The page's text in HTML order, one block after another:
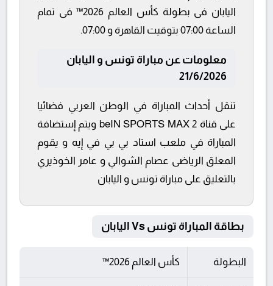
اليابان فى بطولة كأس العالم 2026™ فى تمام
الساعة 07:00 بتوقيت القاهرة و 07:00.
معلومات عن مباراة تونس و اليابان
21/6/2026
تنقل أحداث المباراة في الوطن العربي فضائيا
على قناة beIN SPORTS MAX 2 ويتم إستضافة
المباراة في ملعب استاد بي بي في إيه و يقوم
المعلق الرياضى عصام الشوالي و عامر الخوذيري
بالتعليق على مباراة تونس و اليابان
بطاقة المباراة تونس Vs اليابان
البطولة كأس العالم 2026™